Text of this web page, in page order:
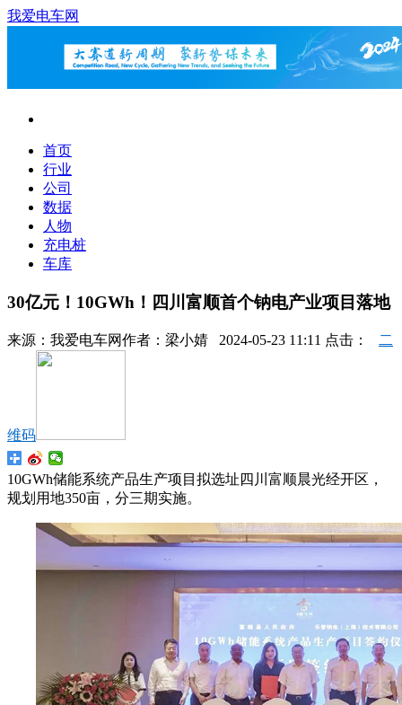
我爱电车网
首页
行业
公司
数据
人物
充电桩
车库
30亿元！10GWh！四川富顺首个钠电产业项目落地
来源： 我爱电车网作者： 梁小婧 2024-05-23 11:11 点击： 二
维码
10GWh储能系统产品生产项目拟选址四川富顺晨光经开区，
规划用地350亩，分三期实施。